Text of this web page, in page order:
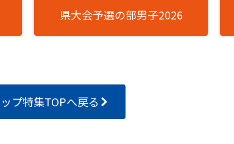
県大会予選の部男子2026
プ特集TOPへ戻る